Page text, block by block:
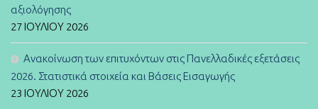
αξιολόγησης
27 ΙΟΥΛΊΟΥ 2026
Ανακοίνωση των επιτυχόντων στις Πανελλαδικές εξετάσεις
2026. Στατιστικά στοιχεία και Βάσεις Εισαγωγής
23 ΙΟΥΛΊΟΥ 2026